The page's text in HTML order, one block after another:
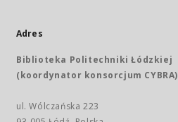
Adres
Biblioteka Politechniki Łódzkiej
(koordynator konsorcjum CYBRA)
ul. Wólczańska 223